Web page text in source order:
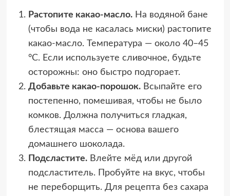
Растопите какао-масло.На водяной бане
(чтобы вода не касалась миски) растопите
какао-масло. Температура — около 40–45
°C. Если используете сливочное, будьте
осторожны: оно быстро подгорает.
Добавьте какао-порошок.Всыпайте его
постепенно, помешивая, чтобы не было
комков. Должна получиться гладкая,
блестящая масса — основа вашего
домашнего шоколада.
Подсластите.Влейте мёд или другой
подсластитель. Пробуйте на вкус, чтобы
не переборщить. Для рецепта без сахара